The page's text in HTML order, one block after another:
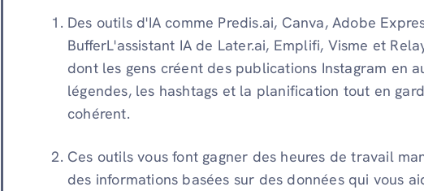
Des outils d'IA comme Predis.ai, Canva, Adobe
BufferL'assistant IA de Later.ai, Emplifi, Visme et
dont les gens créent des publications Instagram en
légendes, les hashtags et la planification tout en
cohérent.
Ces outils vous font gagner des heures de travail
des informations basées sur des données qui vous